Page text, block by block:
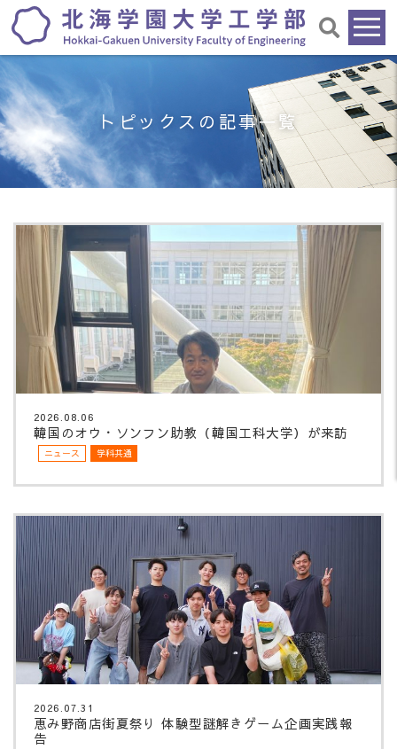
トピックスの記事一覧
2026.08.06
韓国のオウ・ソンフン助教（韓国工科大学）が来訪
ニュース 学科共通
2026.07.31
恵み野商店街夏祭り 体験型謎解きゲーム企画実践報
告